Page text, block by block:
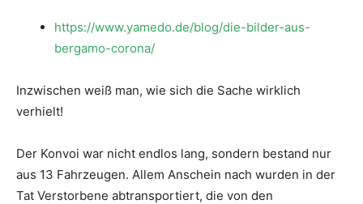
https://www.yamedo.de/blog/die-bilder-aus-
bergamo-corona/
Inzwischen weiß man, wie sich die Sache wirklich
verhielt!
Der Konvoi war nicht endlos lang, sondern bestand nur
aus 13 Fahrzeugen. Allem Anschein nach wurden in der
Tat Verstorbene abtransportiert, die von den